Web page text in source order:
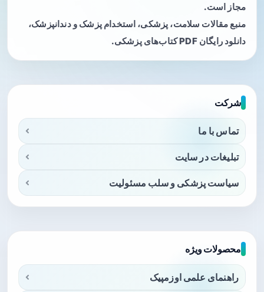
مجاز است.
منبع مقالات سلامت، پزشکی، استخدام پزشک و دندانپزشک،
دانلود رایگان PDF کتاب‌های پزشکی.
شرکت
تماس با ما
تبلیغات در سایت
سیاست پزشکی و سلب مسئولیت
محصولات ویژه
راهنمای علمی اوزمپیک